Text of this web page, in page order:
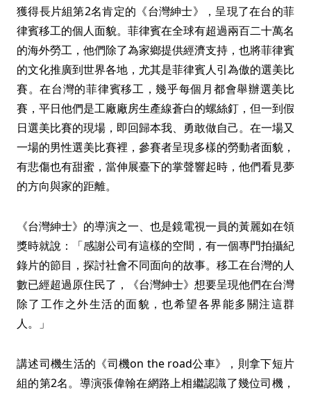
獲得長片組第2名肯定的《台灣紳士》，呈現了在台的菲
律賓移工的個人面貌。菲律賓在全球有超過兩百二十萬名
的海外勞工，他們除了為家鄉提供經濟支持，也將菲律賓
的文化推廣到世界各地，尤其是菲律賓人引為傲的選美比
賽。在台灣的菲律賓移工，幾乎每個月都會舉辦選美比
賽，平日他們是工廠廠房生產線蒼白的螺絲釘，但一到假
日選美比賽的現場，即回歸本我、勇敢做自己。在一場又
一場的男性選美比賽裡，參賽者呈現多樣的勞動者面貌，
有悲傷也有甜蜜，當伸展臺下的掌聲響起時，他們看見夢
的方向與家的距離。
《台灣紳士》的導演之一、也是鏡電視一員的黃麗如在領
獎時就說：「感謝公司有這樣的空間，有一個專門拍攝紀
錄片的節目，探討社會不同面向的故事。移工在台灣的人
數已經超過原住民了，《台灣紳士》想要呈現他們在台灣
除了工作之外生活的面貌，也希望各界能多關注這群
人。」
講述司機生活的《司機on the road公車》，則拿下短片
組的第2名。導演張偉翰在網路上相繼認識了幾位司機，